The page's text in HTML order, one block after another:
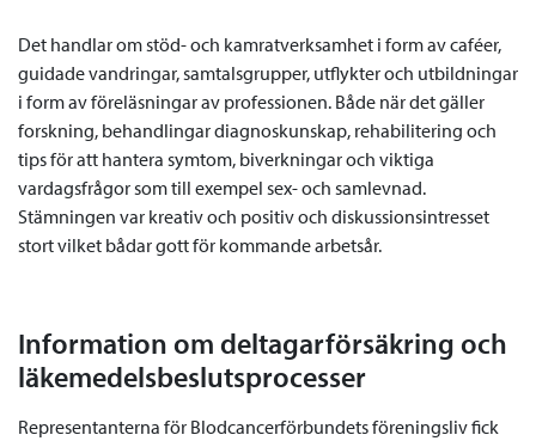
Det handlar om stöd- och kamratverksamhet i form av caféer,
guidade vandringar, samtalsgrupper, utflykter och utbildningar
i form av föreläsningar av professionen. Både när det gäller
forskning, behandlingar diagnoskunskap, rehabilitering och
tips för att hantera symtom, biverkningar och viktiga
vardagsfrågor som till exempel sex- och samlevnad.
Stämningen var kreativ och positiv och diskussionsintresset
stort vilket bådar gott för kommande arbetsår.
Information om deltagarförsäkring och
läkemedelsbeslutsprocesser
Representanterna för Blodcancerförbundets föreningsliv fick